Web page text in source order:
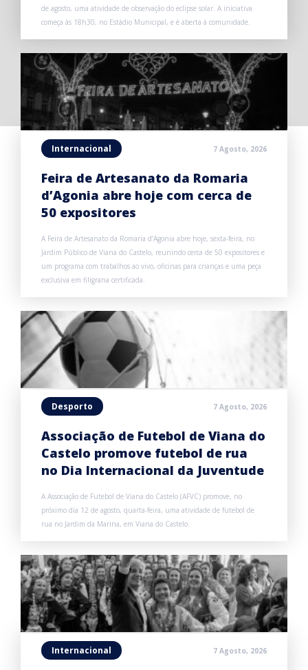
de agosto, uma atividade de observação do eclipse solar. A iniciativa
começa às 18h30, no Estádio Municipal, e é aberta à comunidade.
Internacional 7 Agosto, 2026
Feira de Artesanato da Romaria
d’Agonia abre hoje com cerca de
50 expositores
A Feira de Artesanato da Romaria d’Agonia abre hoje, sexta-feira, no
Jardim Público de Viana do Castelo, reunindo cerca de 50 expositores e
um programa com trabalhos ao vivo, oficinas para crianças e uma peça
exclusiva em filigrana certificada.
Desporto 7 Agosto, 2026
Associação de Futebol de Viana do
Castelo promove futebol de rua
no Dia Internacional da Juventude
A Associação de Futebol de Viana do Castelo (AFVC) promove, no
próximo dia 12 de agosto, quarta-feira, uma atividade de futebol de
rua no Jardim da Marina, em Viana do Castelo.
Internacional 7 Agosto, 2026